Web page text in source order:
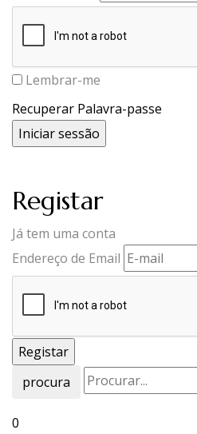
Lembrar-me
Recuperar Palavra-passe
Registar
Já tem uma conta
Endereço de Email
procura
0